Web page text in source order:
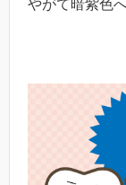
やがて暗紫色